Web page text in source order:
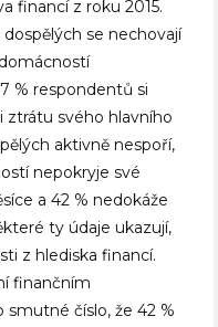
financí z roku 2015.
se nechovají
% respondentů si
ztrátu svého hlavního
aktivně nespoří,
nepokryje své
a 42 % nedokáže
ty údaje ukazují,
z hlediska financí.
finančním
číslo, že 42 %